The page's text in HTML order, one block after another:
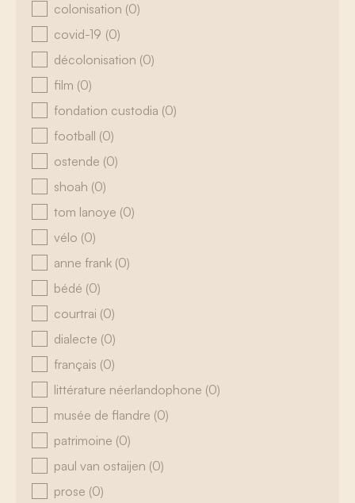
colonisation (0)
covid-19 (0)
décolonisation (0)
film (0)
fondation custodia (0)
football (0)
ostende (0)
shoah (0)
tom lanoye (0)
vélo (0)
anne frank (0)
bédé (0)
courtrai (0)
dialecte (0)
français (0)
littérature néerlandophone (0)
musée de flandre (0)
patrimoine (0)
paul van ostaijen (0)
prose (0)